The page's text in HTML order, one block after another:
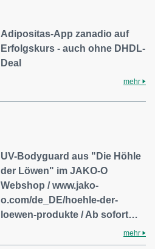
Adipositas-App zanadio auf
Erfolgskurs - auch ohne DHDL-
Deal
mehr
UV-Bodyguard aus "Die Höhle
der Löwen" im JAKO-O
Webshop / www.jako-
o.com/de_DE/hoehle-der-
loewen-produkte / Ab sofort…
mehr